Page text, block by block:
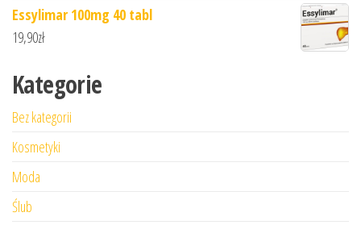
Essylimar 100mg 40 tabl
19,90zł
Kategorie
Bez kategorii
Kosmetyki
Moda
Ślub